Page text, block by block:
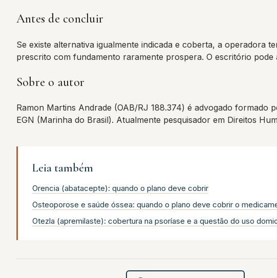
Antes de concluir
Se existe alternativa igualmente indicada e coberta, a operadora
prescrito com fundamento raramente prospera. O escritório
Sobre o autor
Ramon Martins Andrade (OAB/RJ 188.374) é advogado formado
EGN (Marinha do Brasil). Atualmente pesquisador em Direitos
Leia também
Orencia (abatacepte): quando o plano deve cobrir
Osteoporose e saúde óssea: quando o plano deve cobrir o
Otezla (apremilaste): cobertura na psoríase e a questão do uso